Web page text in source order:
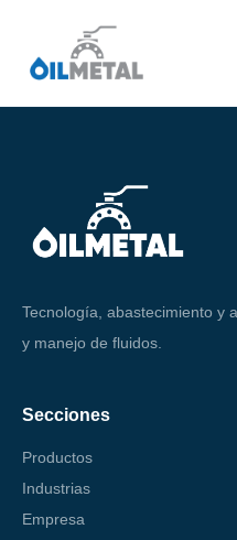
Tecnología, abastecimiento y
y manejo de fluidos.
Secciones
Productos
Industrias
Empresa